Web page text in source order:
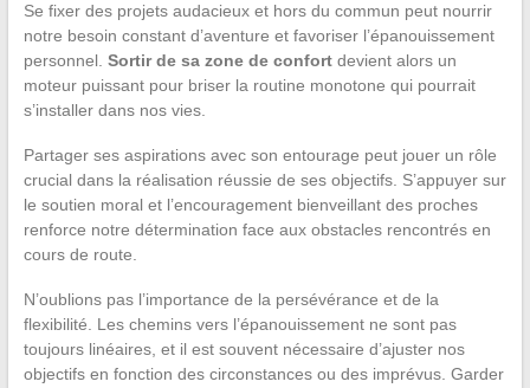
Se fixer des projets audacieux et hors du commun peut nourrir
notre besoin constant d’aventure et favoriser l’épanouissement
personnel. Sortir de sa zone de confortdevient alors un
moteur puissant pour briser la routine monotone qui pourrait
s’installer dans nos vies.
Partager ses aspirations avec son entourage peut jouer un rôle
crucial dans la réalisation réussie de ses objectifs. S’appuyer sur
le soutien moral et l’encouragement bienveillant des proches
renforce notre détermination face aux obstacles rencontrés en
cours de route.
N’oublions pas l’importance de la persévérance et de la
flexibilité. Les chemins vers l’épanouissement ne sont pas
toujours linéaires, et il est souvent nécessaire d’ajuster nos
objectifs en fonction des circonstances ou des imprévus. Garder